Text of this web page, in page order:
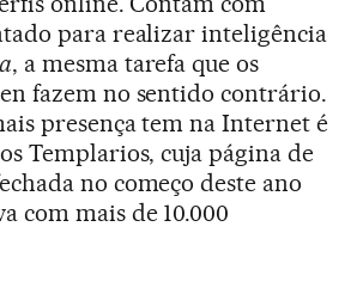
para realizar inteligência
, a mesma tarefa que os
fazem no sentido contrário.
presença tem na Internet é
Templarios, cuja página de
no começo deste ano
com mais de 10.000